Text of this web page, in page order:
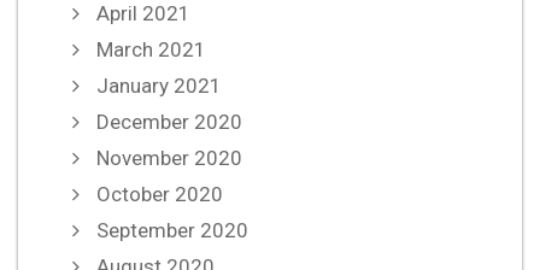
April 2021
March 2021
January 2021
December 2020
November 2020
October 2020
September 2020